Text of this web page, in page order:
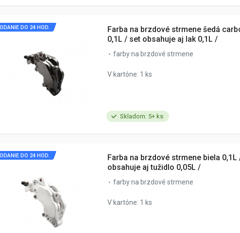
Skladom: 5+ ks
DO 24 HOD.
Farba na brzdové strmene šedá
0,1L / set obsahuje aj lak 0,1L /
farby na brzdové strmene
V kartóne: 1 ks
DO 24 HOD.
Farba na brzdové strmene biela 0,1L
obsahuje aj tužidlo 0,05L /
farby na brzdové strmene
V kartóne: 1 ks